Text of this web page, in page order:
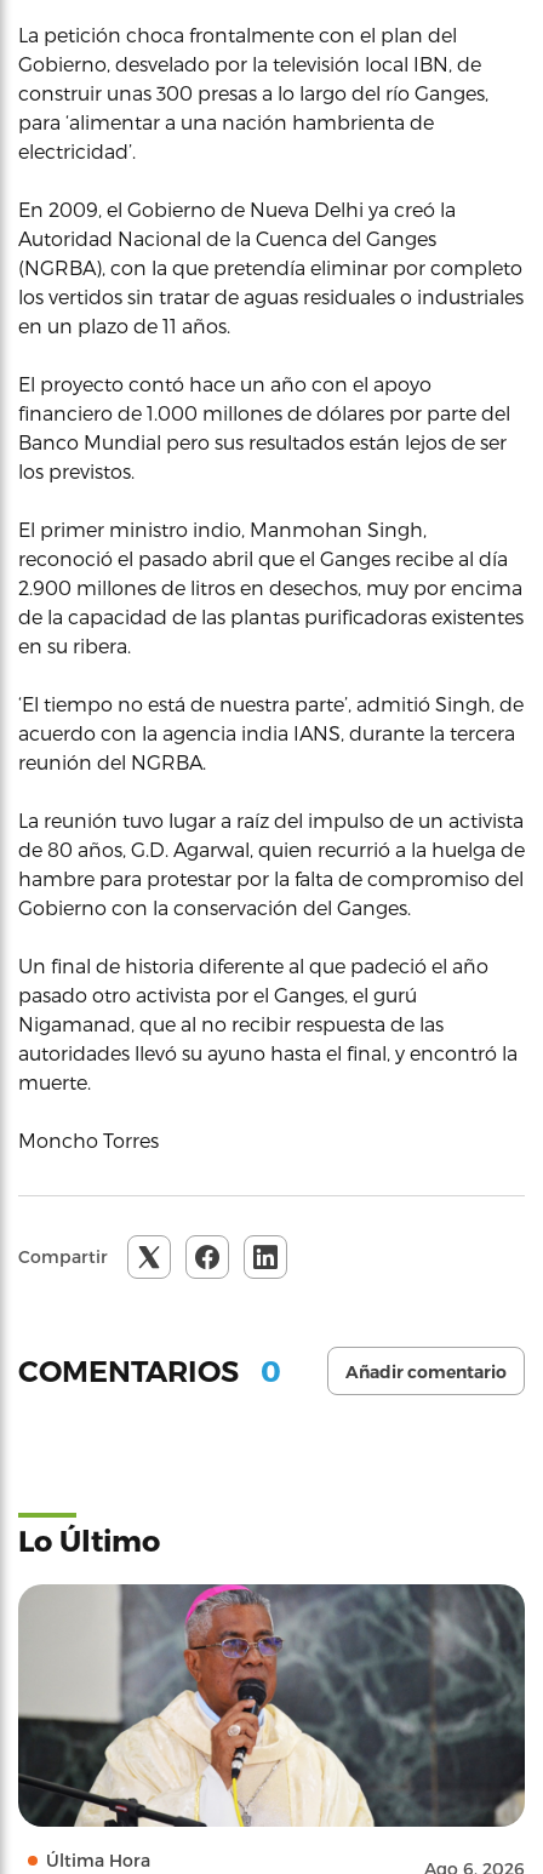
La petición choca frontalmente con el plan del
Gobierno, desvelado por la televisión local IBN, de
construir unas 300 presas a lo largo del río Ganges,
para ‘alimentar a una nación hambrienta de
electricidad’.
En 2009, el Gobierno de Nueva Delhi ya creó la
Autoridad Nacional de la Cuenca del Ganges
(NGRBA), con la que pretendía eliminar por completo
los vertidos sin tratar de aguas residuales o industriales
en un plazo de 11 años.
El proyecto contó hace un año con el apoyo
financiero de 1.000 millones de dólares por parte del
Banco Mundial pero sus resultados están lejos de ser
los previstos.
El primer ministro indio, Manmohan Singh,
reconoció el pasado abril que el Ganges recibe al día
2.900 millones de litros en desechos, muy por encima
de la capacidad de las plantas purificadoras existentes
en su ribera.
‘El tiempo no está de nuestra parte’, admitió Singh, de
acuerdo con la agencia india IANS, durante la tercera
reunión del NGRBA.
La reunión tuvo lugar a raíz del impulso de un activista
de 80 años, G.D. Agarwal, quien recurrió a la huelga de
hambre para protestar por la falta de compromiso del
Gobierno con la conservación del Ganges.
Un final de historia diferente al que padeció el año
pasado otro activista por el Ganges, el gurú
Nigamanad, que al no recibir respuesta de las
autoridades llevó su ayuno hasta el final, y encontró la
muerte.
Moncho Torres
Compartir
COMENTARIOS 0 Añadir comentario
Lo Último
Última Hora Ago 6, 2026